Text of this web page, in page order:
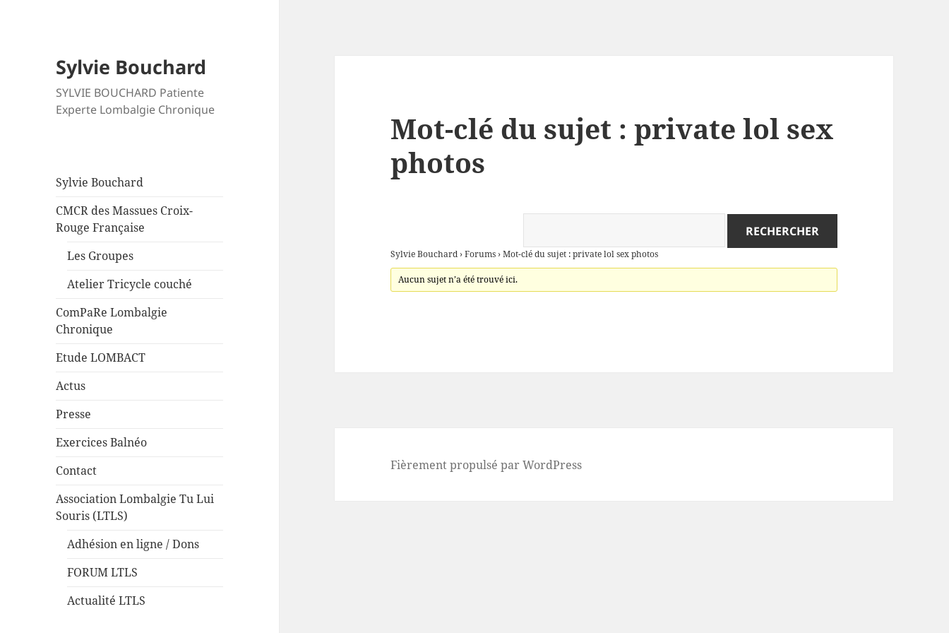
Sylvie Bouchard
SYLVIE BOUCHARD Patiente
Experte Lombalgie Chronique
Sylvie Bouchard
CMCR des Massues Croix-
Rouge Française
Les Groupes
Atelier Tricycle couché
ComPaRe Lombalgie
Chronique
Etude LOMBACT
Actus
Presse
Exercices Balnéo
Contact
Association Lombalgie Tu Lui
Souris (LTLS)
Adhésion en ligne / Dons
FORUM LTLS
Actualité LTLS
Mot-clé du sujet : private lol sex
photos
Sylvie Bouchard ›Forums ›Mot-clé du sujet : private lol sex photos
Aucun sujet n’a été trouvé ici.
Fièrement propulsé par WordPress